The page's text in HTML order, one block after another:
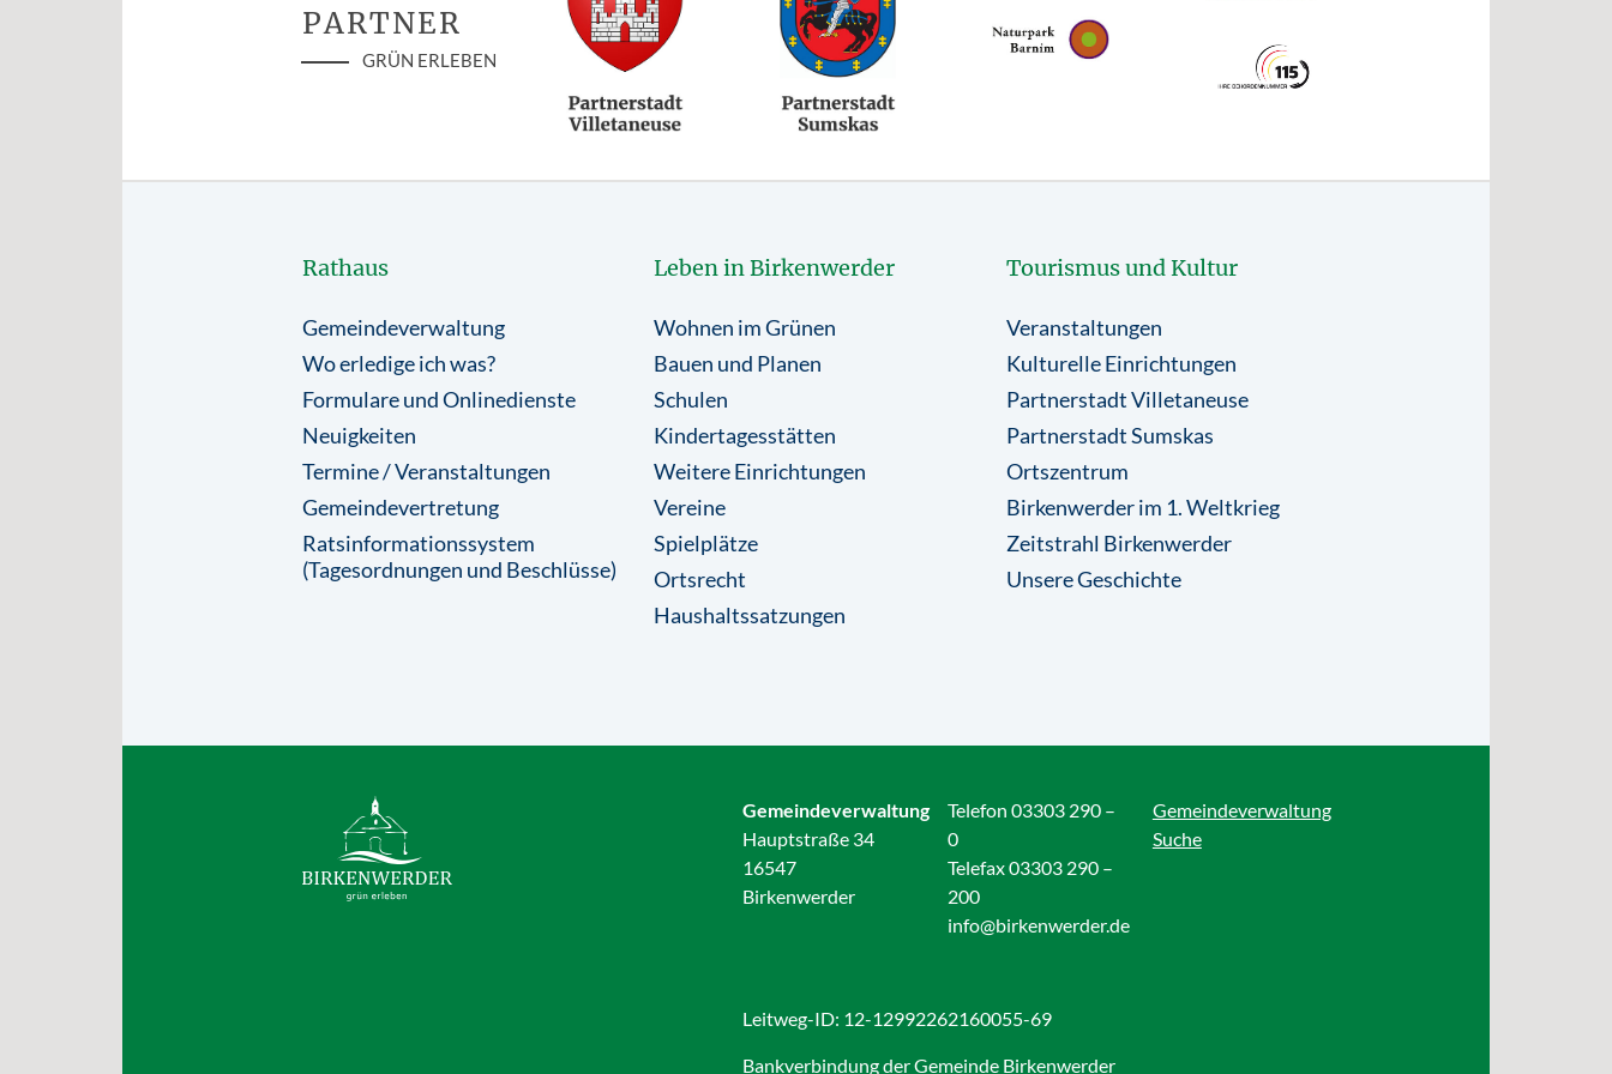
PARTNER
GRÜN ERLEBEN
Rathaus
Gemeindeverwaltung
Wo erledige ich was?
Formulare und Onlinedienste
Neuigkeiten
Termine / Veranstaltungen
Gemeindevertretung
Ratsinformationssystem
(Tagesordnungen und Beschlüsse)
Leben in Birkenwerder
Wohnen im Grünen
Bauen und Planen
Schulen
Kindertagesstätten
Weitere Einrichtungen
Vereine
Spielplätze
Ortsrecht
Haushaltssatzungen
Tourismus und Kultur
Veranstaltungen
Kulturelle Einrichtungen
Partnerstadt Villetaneuse
Partnerstadt Sumskas
Ortszentrum
Birkenwerder im 1. Weltkrieg
Zeitstrahl Birkenwerder
Unsere Geschichte
Gemeindeverwaltung
Hauptstraße 34
16547
Birkenwerder
Telefon 03303 290 –
0
Telefax 03303 290 –
200
info@birkenwerder.de
Gemeindeverwaltung
Suche
Leitweg-ID: 12-12992262160055-69
Bankverbindung der Gemeinde Birkenwerder